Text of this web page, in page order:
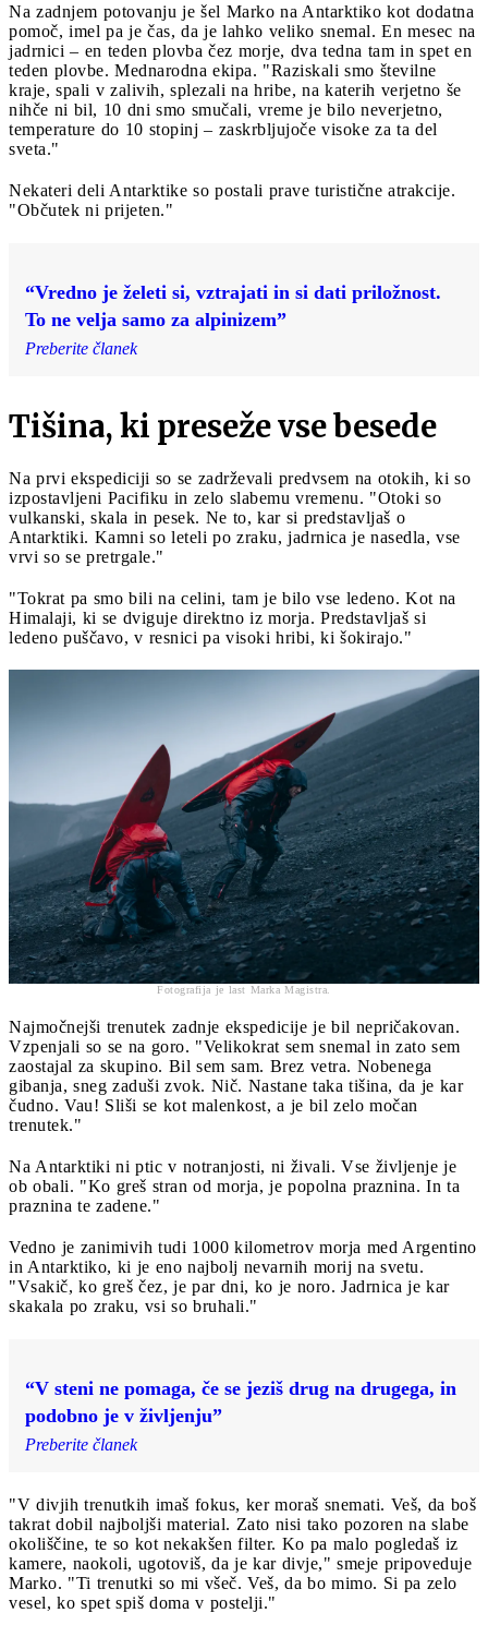
Na zadnjem potovanju je šel Marko na Antarktiko kot dodatna
pomoč, imel pa je čas, da je lahko veliko snemal. En mesec na
jadrnici – en teden plovba čez morje, dva tedna tam in spet en
teden plovbe. Mednarodna ekipa. "Raziskali smo številne
kraje, spali v zalivih, splezali na hribe, na katerih verjetno še
nihče ni bil, 10 dni smo smučali, vreme je bilo neverjetno,
temperature do 10 stopinj – zaskrbljujoče visoke za ta del
sveta."
Nekateri deli Antarktike so postali prave turistične atrakcije.
"Občutek ni prijeten."
“Vredno je želeti si, vztrajati in si dati priložnost.
To ne velja samo za alpinizem”
Preberite članek
Tišina, ki preseže vse besede
Na prvi ekspediciji so se zadrževali predvsem na otokih, ki so
izpostavljeni Pacifiku in zelo slabemu vremenu. "Otoki so
vulkanski, skala in pesek. Ne to, kar si predstavljaš o
Antarktiki. Kamni so leteli po zraku, jadrnica je nasedla, vse
vrvi so se pretrgale."
"Tokrat pa smo bili na celini, tam je bilo vse ledeno. Kot na
Himalaji, ki se dviguje direktno iz morja. Predstavljaš si
ledeno puščavo, v resnici pa visoki hribi, ki šokirajo."
Fotografija je last Marka Magistra.
Najmočnejši trenutek zadnje ekspedicije je bil nepričakovan.
Vzpenjali so se na goro. "Velikokrat sem snemal in zato sem
zaostajal za skupino. Bil sem sam. Brez vetra. Nobenega
gibanja, sneg zaduši zvok. Nič. Nastane taka tišina, da je kar
čudno. Vau! Sliši se kot malenkost, a je bil zelo močan
trenutek."
Na Antarktiki ni ptic v notranjosti, ni živali. Vse življenje je
ob obali. "Ko greš stran od morja, je popolna praznina. In ta
praznina te zadene."
Vedno je zanimivih tudi 1000 kilometrov morja med Argentino
in Antarktiko, ki je eno najbolj nevarnih morij na svetu.
"Vsakič, ko greš čez, je par dni, ko je noro. Jadrnica je kar
skakala po zraku, vsi so bruhali."
“V steni ne pomaga, če se jeziš drug na drugega, in
podobno je v življenju”
Preberite članek
"V divjih trenutkih imaš fokus, ker moraš snemati. Veš, da boš
takrat dobil najboljši material. Zato nisi tako pozoren na slabe
okoliščine, te so kot nekakšen filter. Ko pa malo pogledaš iz
kamere, naokoli, ugotoviš, da je kar divje," smeje pripoveduje
Marko. "Ti trenutki so mi všeč. Veš, da bo mimo. Si pa zelo
vesel, ko spet spiš doma v postelji."